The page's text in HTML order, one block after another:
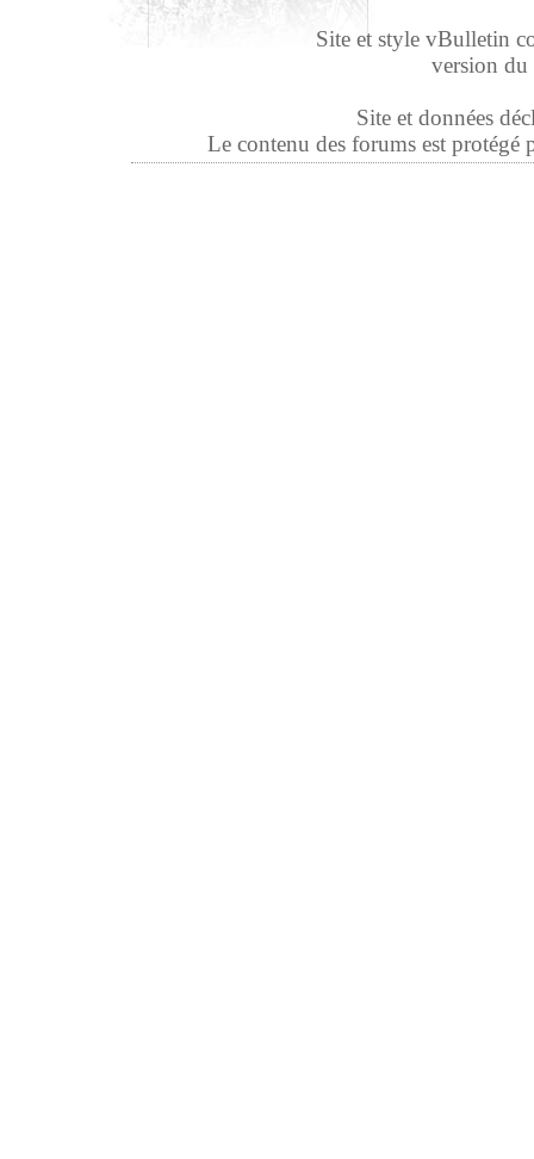
Site et style vBulletin
version
Site et données
Le contenu des forums est protégé